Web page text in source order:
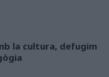
la cultura, defugim